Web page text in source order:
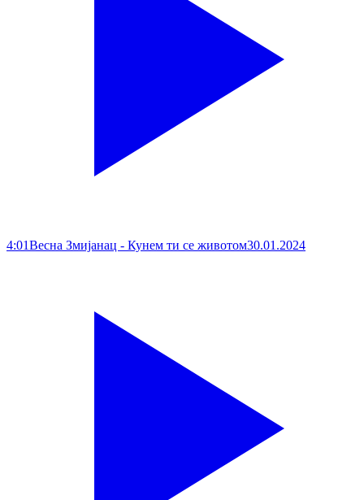
4:01Весна Змијанац - Кунем ти се животом30.01.2024